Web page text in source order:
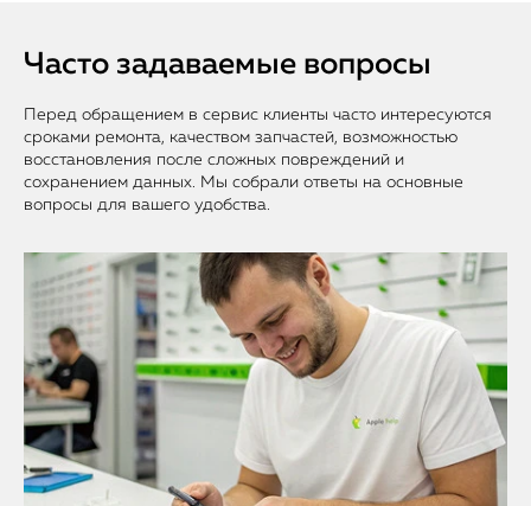
Часто задаваемые вопросы
Перед обращением в сервис клиенты часто интересуются
сроками ремонта, качеством запчастей, возможностью
восстановления после сложных повреждений и
сохранением данных. Мы собрали ответы на основные
вопросы для вашего удобства.